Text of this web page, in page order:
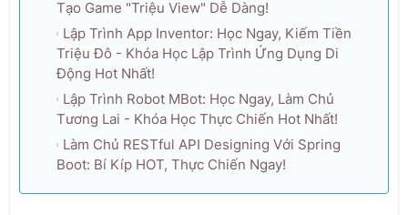
Tạo Game "Triệu View" Dễ Dàng!
Lập Trình App Inventor: Học Ngay, Kiếm Tiền
Triệu Đô - Khóa Học Lập Trình Ứng Dụng Di
Động Hot Nhất!
Lập Trình Robot MBot: Học Ngay, Làm Chủ
Tương Lai - Khóa Học Thực Chiến Hot Nhất!
Làm Chủ RESTful API Designing Với Spring
Boot: Bí Kíp HOT, Thực Chiến Ngay!